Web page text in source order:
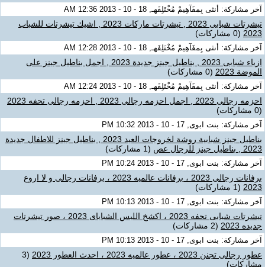
آخر مشاركة: أنثى بِمفَآهِيمْ مُخْتَلِفَهـ, 18 - 10 - 2013 12:36 AM
تيشرتات شبابى 2023 , تيشرتات ماركات 2023 , اشيك تيشرتات للشباب
2023 (0 مشاركات)
آخر مشاركة: أنثى بِمفَآهِيمْ مُخْتَلِفَهـ, 18 - 10 - 2013 12:28 AM
ازياء شبابى 2023 , بناطيل جينز جديدة 2023 , اجمل بناطيل جينز على
الموضة 2023
(0 مشاركات)
آخر مشاركة: أنثى بِمفَآهِيمْ مُخْتَلِفَهـ, 18 - 10 - 2013 12:24 AM
احزمه رجالى 2023 , اجمل احزمه رجالى 2023 , احزمه رجالى تحفه 2023
(0 مشاركات)
آخر مشاركة: بنت ابوى, 17 - 10 - 2013 10:32 PM
بناطيل جينز شبابية روشة لخروجات العيد 2023 , بناطيل جينز للاطفال جديدة
2023 , بناطيل جينز للرجال عص
(1 مشاركات)
آخر مشاركة: بنت ابوى, 17 - 10 - 2013 10:24 PM
برفانات رجالى 2023 ، برفانات عالميه 2023 ، برفانات رجالى و لا اروع
2023 (1 مشاركات)
آخر مشاركة: بنت ابوى, 17 - 10 - 2013 10:13 PM
تيشرتات شبابى تحفه 2023 ، اكشخ اللبس الشباباى 2023 ، صور تيشرتات
جديده 2023
(2 مشاركات)
آخر مشاركة: بنت ابوى, 17 - 10 - 2013 10:13 PM
عطور رجالى تجنن 2023 ، عطور عالميه 2023 ، احدث العطور 2023
(3
مشاركات)